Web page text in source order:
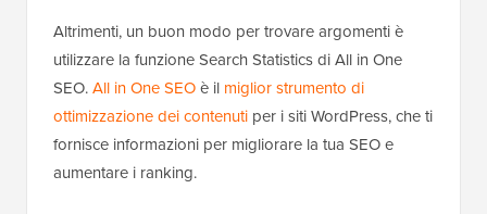
Altrimenti, un buon modo per trovare argomenti è
utilizzare la funzione Search Statistics di All in One
SEO.All in One SEOè il miglior strumento di
ottimizzazione dei contenuti per i siti WordPress, che ti
fornisce informazioni per migliorare la tua SEO e
aumentare i ranking.